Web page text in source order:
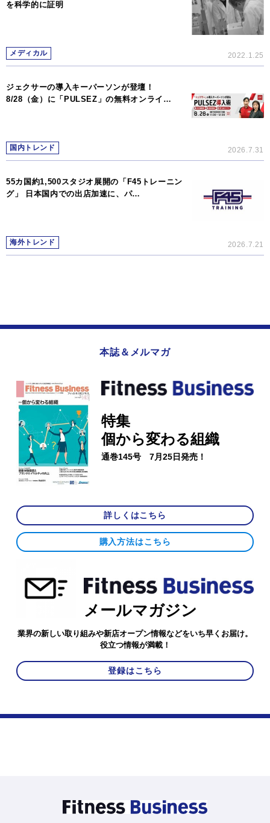
を科学的に証明
メディカル 2022.1.25
ジェクサーの導入キーパーソンが登壇！
8/28（金）に「PULSEZ」の無料オンライ…
国内トレンド 2026.7.31
55カ国約1,500スタジオ展開の「F45トレーニン
グ」 日本国内での出店加速に、パ…
海外トレンド 2026.7.21
本誌＆メルマガ
特集
個から変わる組織
通巻145号 7月25日発売！
詳しくはこちら
購入方法はこちら
メールマガジン
業界の新しい取り組みや新店オープン情報などをいち早くお届け。
役立つ情報が満載！
登録はこちら